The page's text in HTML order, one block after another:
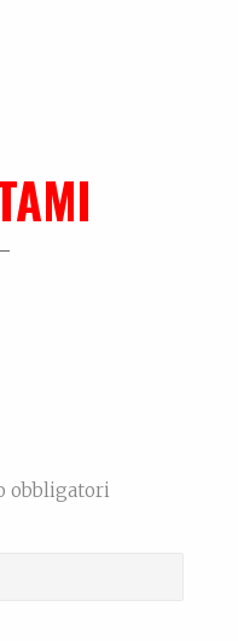
Un viaggio...
obbligatori